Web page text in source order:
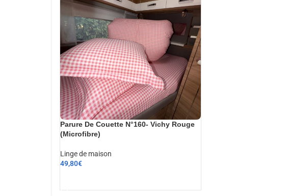
Parure De Couette N°160- Vichy Rouge
(Microfibre)
Linge de maison
49,80€